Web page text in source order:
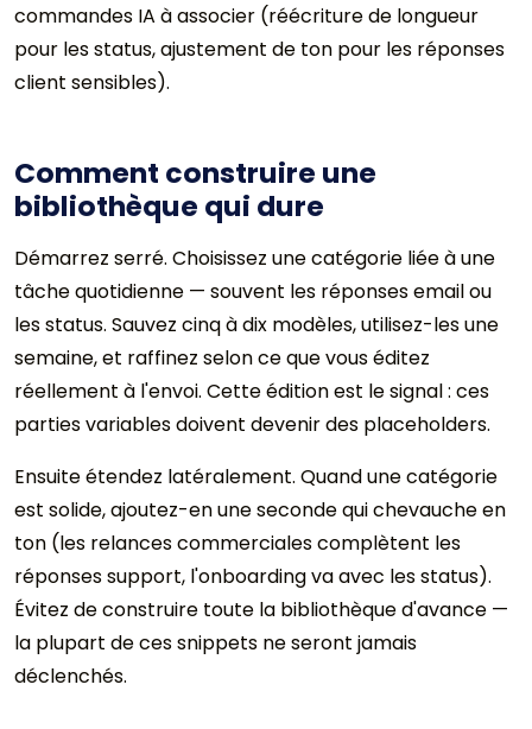
commandes IA à associer (réécriture de longueur
pour les status, ajustement de ton pour les réponses
client sensibles).
Comment construire une
bibliothèque qui dure
Démarrez serré. Choisissez une catégorie liée à une
tâche quotidienne — souvent les réponses email ou
les status. Sauvez cinq à dix modèles, utilisez-les une
semaine, et raffinez selon ce que vous éditez
réellement à l'envoi. Cette édition est le signal : ces
parties variables doivent devenir des placeholders.
Ensuite étendez latéralement. Quand une catégorie
est solide, ajoutez-en une seconde qui chevauche en
ton (les relances commerciales complètent les
réponses support, l'onboarding va avec les status).
Évitez de construire toute la bibliothèque d'avance —
la plupart de ces snippets ne seront jamais
déclenchés.